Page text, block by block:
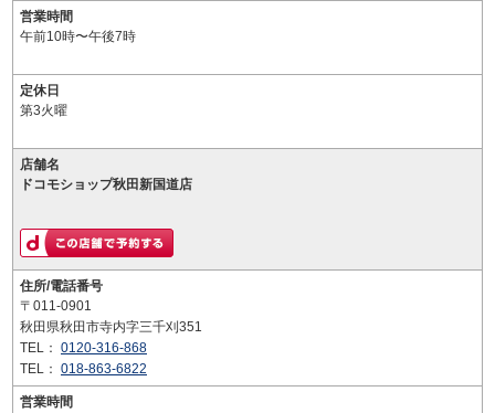
営業時間
午前10時〜午後7時
定休日
第3火曜
店舗名
ドコモショップ秋田新国道店
住所/電話番号
〒011-0901
秋田県秋田市寺内字三千刈351
TEL： 0120-316-868
TEL： 018-863-6822
営業時間